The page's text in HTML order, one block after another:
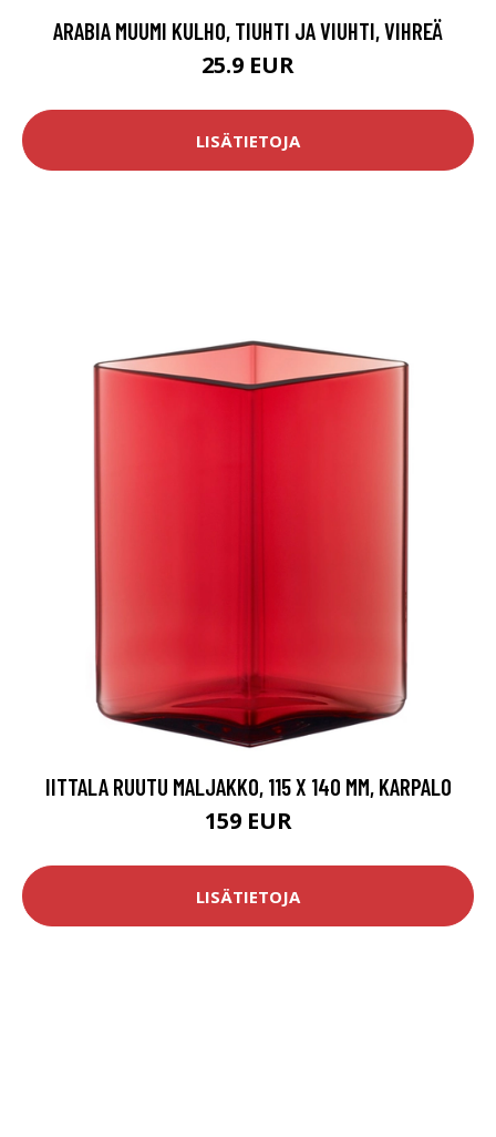
ARABIA MUUMI KULHO, TIUHTI JA VIUHTI, VIHREÄ
25.9 EUR
LISÄTIETOJA
IITTALA RUUTU MALJAKKO, 115 X 140 MM, KARPALO
159 EUR
LISÄTIETOJA